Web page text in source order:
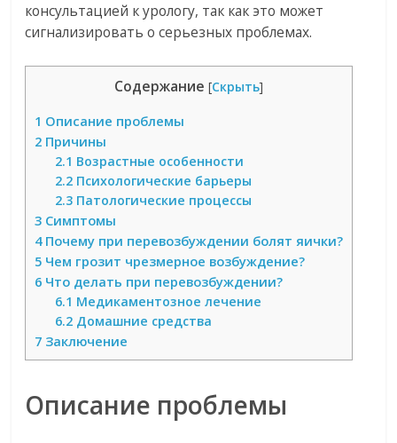
консультацией к урологу, так как это может
сигнализировать о серьезных проблемах.
Содержание [Скрыть]
1 Описание проблемы
2 Причины
2.1 Возрастные особенности
2.2Психологические барьеры
2.3Патологические процессы
3 Симптомы
4Почему при перевозбуждении болят яички?
5 Чем грозит чрезмерное возбуждение?
6 Что делать при перевозбуждении?
6.1 Медикаментозное лечение
6.2Домашние средства
7 Заключение
Описание проблемы